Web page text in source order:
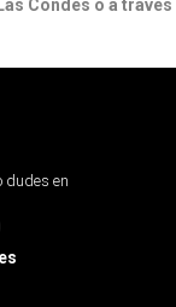
Condes o a través
dudes en